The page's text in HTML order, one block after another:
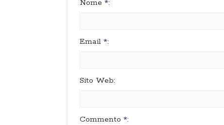
Nome *:
Email *:
Sito Web:
Commento *: